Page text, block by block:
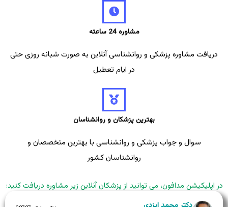
مشاوره 24 ساعته
دریافت مشاوره پزشکی و روانشناسی آنلاین به صورت شبانه روزی حتی
در ایام تعطیل
بهترین پزشکان و روانشناسان
سوال و جواب پزشکی و روانشناسی با بهترین متخصصان و
روانشناسان کشور
در اپلیکیشن مدافون، می توانید از پزشکان آنلاین زیر مشاوره دریافت کنید: